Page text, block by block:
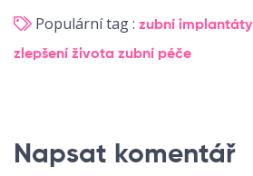
Populární tag : zubní implantáty
zlepšení života zubní péče
Napsat komentář